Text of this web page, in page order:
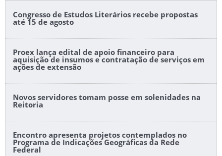
Congresso de Estudos Literários recebe propostas
até 15 de agosto
Proex lança edital de apoio financeiro para
aquisição de insumos e contratação de serviços em
ações de extensão
Novos servidores tomam posse em solenidades na
Reitoria
Encontro apresenta projetos contemplados no
Programa de Indicações Geográficas da Rede
Federal